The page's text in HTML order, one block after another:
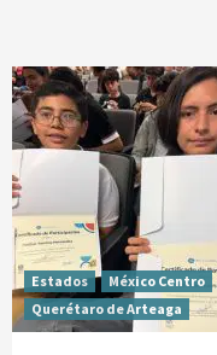
Estados
México Centro
Querétaro de Arteaga